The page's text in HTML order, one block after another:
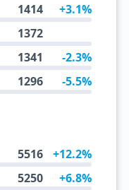
1414 +3.1%
1372
1341 -2.3%
1296 -5.5%
5516 +12.2%
5250 +6.8%